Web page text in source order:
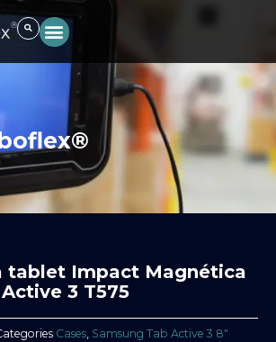
tablet Impact Magnética
3 T575
Cases, Samsung Tab Active 3 8"